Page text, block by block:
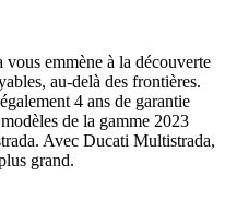
emmène à la découverte
au-delà des frontières.
4 ans de garantie
de la gamme 2023
Avec Ducati Multistrada,
grand.